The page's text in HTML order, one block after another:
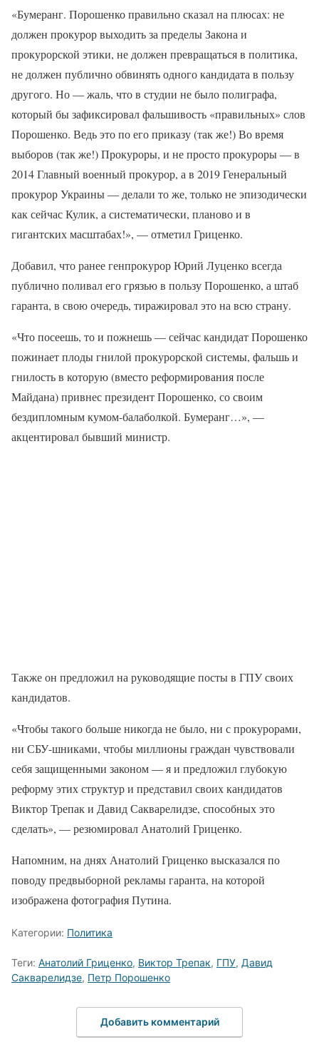
«Бумеранг. Порошенко правильно сказал на плюсах: не
должен прокурор выходить за пределы Закона и
прокурорской этики, не должен превращаться в политика,
не должен публично обвинять одного кандидата в пользу
другого. Но — жаль, что в студии не было полиграфа,
который бы зафиксировал фальшивость «правильных» слов
Порошенко. Ведь это по его приказу (так же!) Во время
выборов (так же!) Прокуроры, и не просто прокуроры — в
2014 Главный военный прокурор, а в 2019 Генеральный
прокурор Украины — делали то же, только не эпизодически
как сейчас Кулик, а систематически, планово и в
гигантских масштабах!», — отметил Гриценко.
Добавил, что ранее генпрокурор Юрий Луценко всегда
публично поливал его грязью в пользу Порошенко, а штаб
гаранта, в свою очередь, тиражировал это на всю страну.
«Что посеешь, то и пожнешь — сейчас кандидат Порошенко
пожинает плоды гнилой прокурорской системы, фальшь и
гнилость в которую (вместо реформирования после
Майдана) привнес президент Порошенко, со своим
бездипломным кумом-балаболкой. Бумеранг…», —
акцентировал бывший министр.
Также он предложил на руководящие посты в ГПУ своих
кандидатов.
«Чтобы такого больше никогда не было, ни с прокурорами,
ни СБУ-шниками, чтобы миллионы граждан чувствовали
себя защищенными законом — я и предложил глубокую
реформу этих структур и представил своих кандидатов
Виктор Трепак и Давид Сакварелидзе, способных это
сделать», — резюмировал Анатолий Гриценко.
Напомним, на днях Анатолий Гриценко высказался по
поводу предвыборной рекламы гаранта, на которой
изображена фотография Путина.
Категории: Политика
Теги: Анатолий Гриценко, Виктор Трепак, ГПУ, Давид
Сакварелидзе, Петр Порошенко
Добавить комментарий